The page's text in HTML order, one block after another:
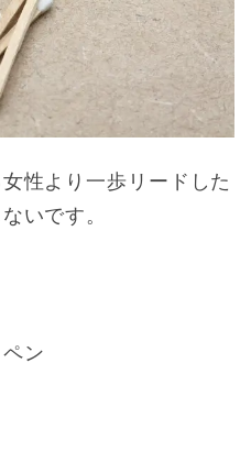
性より一歩リードした
いです。
ン